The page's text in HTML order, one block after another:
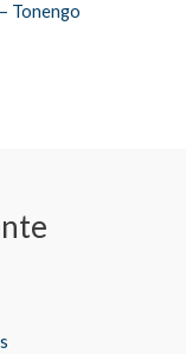
Tonengo